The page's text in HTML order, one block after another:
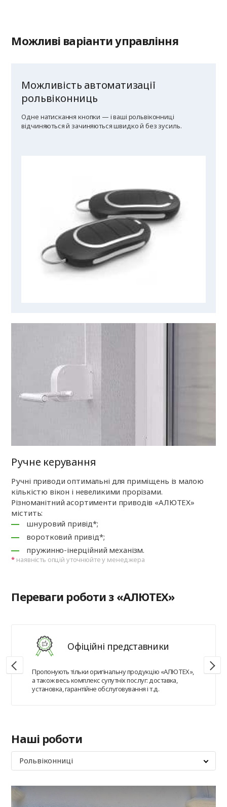
Можливі варіанти управління
Можливість автоматизації
рольвіконниць
Одне натискання кнопки — і ваші рольвіконниці
відчиняються й зачиняються швидко й без зусиль.
Ручне керування
Ручні приводи оптимальні для приміщень із малою
кількістю вікон і невеликими прорізами.
Різноманітний асортименти приводів «АЛЮТЕХ»
містить:
шнуровий привід*;
воротковий привід*;
пружинно-інерційний механізм.
наявність опцій уточнюйте у менеджера
Переваги роботи з «АЛЮТЕХ»
Офіційні представники
Пропонують тільки оригінальну продукцію «АЛЮТЕХ»,
а також весь комплекс супутніх послуг: доставка,
установка, гарантійне обслуговування і т.д.
Наші роботи
Рольвіконниці